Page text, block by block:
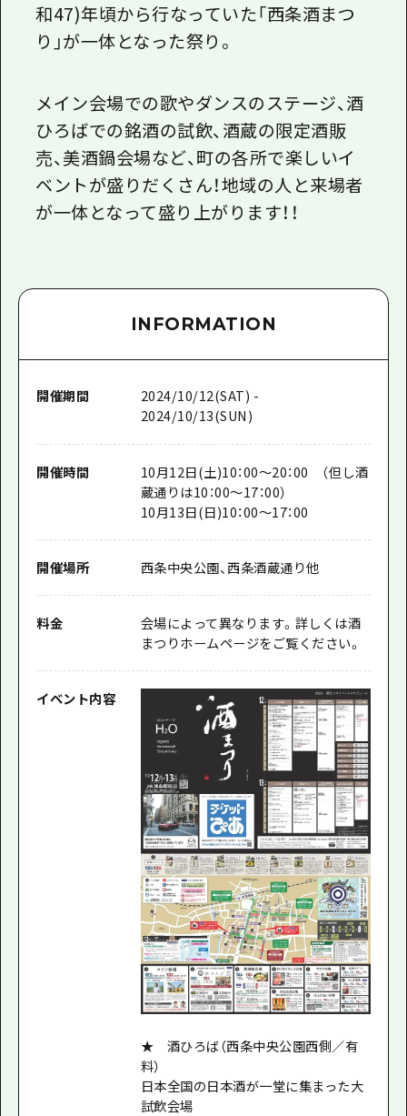
和47)年頃から行なっていた「西条酒まつ
り」が一体となった祭り。
メイン会場での歌やダンスのステージ、酒
ひろばでの銘酒の試飲、酒蔵の限定酒販
売、美酒鍋会場など、町の各所で楽しいイ
ベントが盛りだくさん！地域の人と来場者
が一体となって盛り上がります！！
INFORMATION
開催期間
2024/10/12(SAT) -
2024/10/13(SUN)
開催時間
10月12日(土)10：00〜20：00 （但し酒
蔵通りは10：00～17：00）
10月13日(日)10：00～17：00
開催場所 西条中央公園、西条酒蔵通り他
料金
会場によって異なります。詳しくは酒
まつりホームページをご覧ください。
イベント内容
★ 酒ひろば（西条中央公園西側／有
料）
日本全国の日本酒が一堂に集まった大
試飲会場